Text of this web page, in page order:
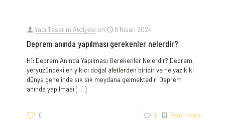
Yapı Tasarım Atölyesi on 9 Nisan 2024
Deprem anında yapılması gerekenler nelerdir?
H1: Deprem Anında Yapılması Gerekenler Nelerdir? Deprem,
yeryüzündeki en yıkıcı doğal afetlerden biridir ve ne yazık ki
dünya genelinde sık sık meydana gelmektedir. Deprem
anında yapılması […]
0 0 Read more